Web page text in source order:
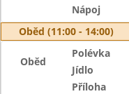
Nápoj
Oběd (11:00 - 14:00)
Oběd
Polévka
Jídlo
Příloha